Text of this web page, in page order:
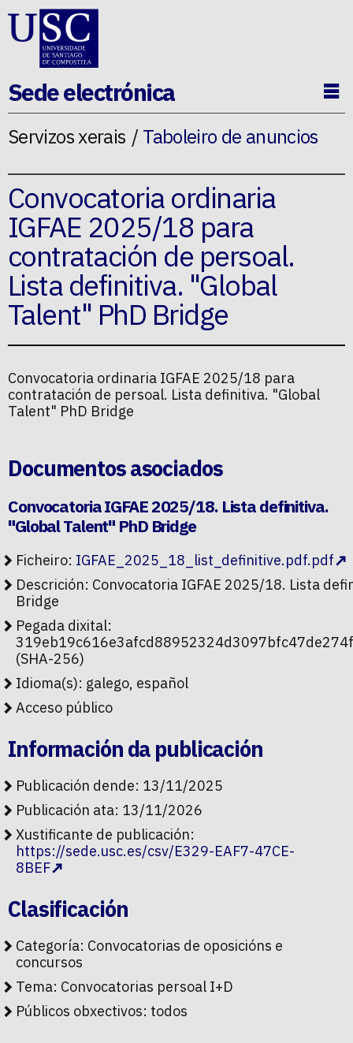
Ir ao contido da p�xina
Sede electrónica
Servizos xerais Taboleiro de anuncios
Convocatoria ordinaria
IGFAE 2025/18 para
contratación de persoal.
Lista definitiva. "Global
Talent" PhD Bridge
Convocatoria ordinaria IGFAE 2025/18 para
contratación de persoal. Lista definitiva. "Global
Talent" PhD Bridge
Documentos asociados
Convocatoria IGFAE 2025/18. Lista definitiva.
"Global Talent" PhD Bridge
Ficheiro: IGFAE_2025_18_list_definitive.pdf.pdf
Descrición: Convocatoria IGFAE 2025/18. Lista
Bridge
Pegada dixital:
(SHA-256)
Idioma(s): galego, español
Acceso público
Información da publicación
Publicación dende: 13/11/2025
Publicación ata: 13/11/2026
Xustificante de publicación:
https://sede.usc.es/csv/E329-EAF7-47CE-
8BEF
Clasificación
Categoría: Convocatorias de oposicións e
concursos
Tema: Convocatorias persoal I+D
Públicos obxectivos: todos